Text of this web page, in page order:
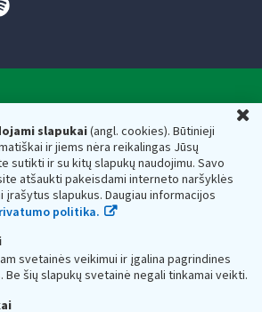
slapukai(angl. cookies). Būtinieji
ir jiems nėra reikalingas Jūsų
sutikti ir su kitų slapukų naudojimu. Savo
atšaukti pakeisdami interneto naršyklės
slapukus. Daugiau informacijos
politika.
svetainės veikimui ir įgalina pagrindines
šių slapukų svetainė negali tinkamai veikti.
inspekcija prie Lietuvos
ministerijos
asmens kodas — 188659752,
g. 14, 01107 Vilnius, Lietuva, el.paštas:
dėžutės adresas 188659752
mokesčių inspekciją prie Lietuvos
kaupiami ir saugomi Juridinių